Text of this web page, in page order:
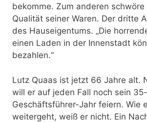
bekomme. Zum anderen
Qualität seiner Waren. Der dritte
des Hauseigentums. „Die
einen Laden in der Innenstadt
bezahlen.“
Lutz Quaas ist jetzt 66 Jahre alt.
will er auf jeden Fall noch sein
Geschäftsführer-Jahr feiern. Wie
weitergeht, weiß er nicht. Ein